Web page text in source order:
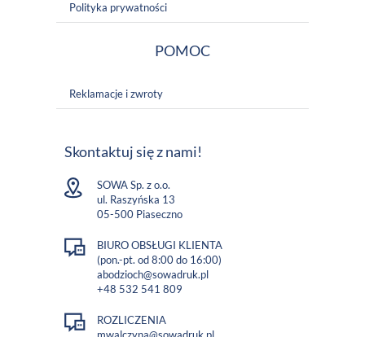
Polityka prywatności
POMOC
Reklamacje i zwroty
Skontaktuj się z nami!
SOWA Sp. z o.o.
ul. Raszyńska 13
05-500 Piaseczno
BIURO OBSŁUGI KLIENTA
(pon.-pt. od 8:00 do 16:00)
abodzioch@sowadruk.pl
+48 532 541 809
ROZLICZENIA